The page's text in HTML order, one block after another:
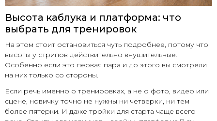
Высота каблука и платформа: что
выбрать для тренировок
На этом стоит остановиться чуть подробнее, потому что
высоты у стрипов действительно внушительные.
Особенно если это первая пара и до этого вы смотрели
на них только со стороны.
Если речь именно о тренировках, а не о фото, видео или
сцене, новичку точно не нужны ни четверки, ни тем
более пятерки. И даже тройки для старта чаще всего